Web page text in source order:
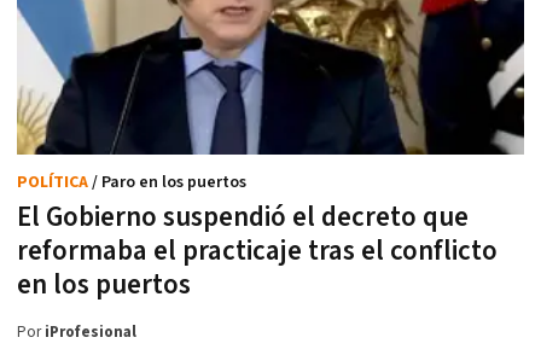
El Gobierno suspendió el decreto que
reformaba el practicaje tras el conflicto
en los puertos
POLÍTICA/ Paro en los puertos
PoriProfesional